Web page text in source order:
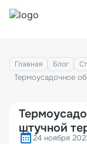
Главная Блог
Термоусадочное
штучной
24 ноября